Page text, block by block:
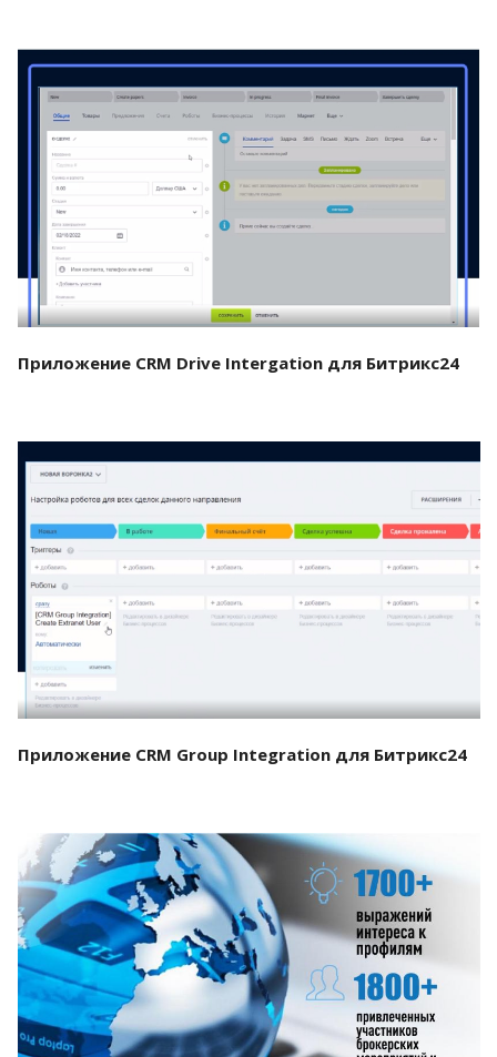
Смотреть проект
Приложение CRM Drive Intergation для Битрикс24
Смотреть проект
Приложение CRM Group Integration для Битрикс24
Смотреть проект